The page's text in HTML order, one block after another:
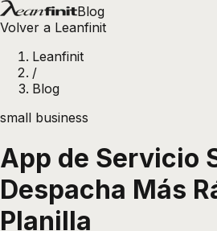
Blog
Volver a Leanfinit
Leanfinit
/
Blog
small business
App de Servicio
Despacha Más
Planilla